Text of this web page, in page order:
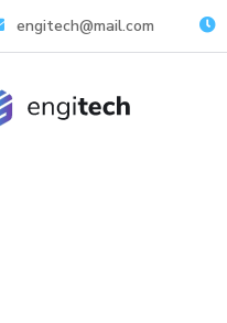
engitech@mail.com